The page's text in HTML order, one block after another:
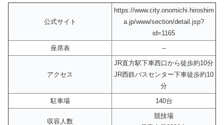
公式サイト
https://www.city.onomichi.hiroshim
a.jp/www/section/detail.jsp?
id=1165
座席表
–
アクセス
JR直方駅下車西口から徒歩約10分
JR西鉄バスセンター下車徒歩約10
分
駐車場
140台
収容人数
競技場